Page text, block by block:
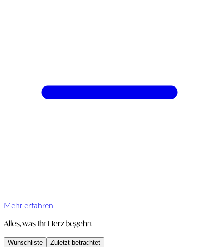
Mehr erfahren
Alles, was Ihr Herz begehrt
Wunschliste Zuletzt betrachtet